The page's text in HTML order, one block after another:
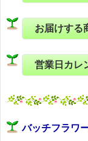
お届けする
営業日カレ
バッチフラワ